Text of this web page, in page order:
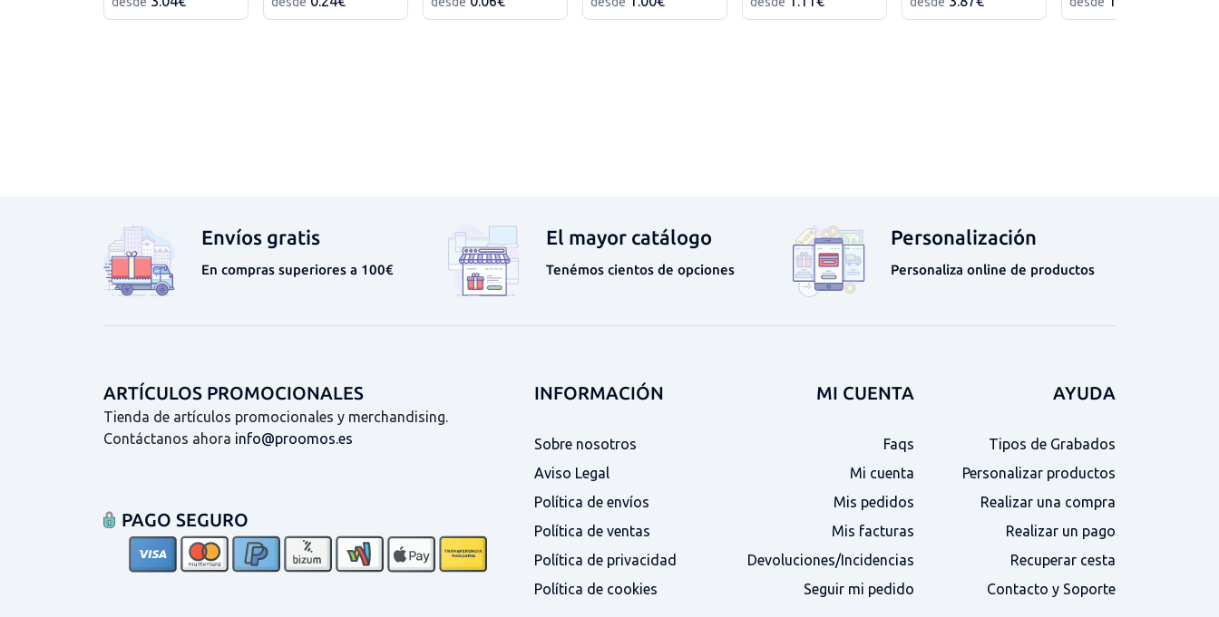
Envíos gratis
En compras superiores a 100€
El mayor catálogo
Tenémos cientos de opciones
Personalización
Personaliza online de productos
ARTÍCULOS PROMOCIONALES
Tienda de artículos promocionales y merchandising.
Contáctanos ahora info@proomos.es
PAGO SEGURO
INFORMACIÓN
Sobre nosotros
Aviso Legal
Política de envíos
Política de ventas
Política de privacidad
Política de cookies
MI CUENTA
Faqs
Mi cuenta
Mis pedidos
Mis facturas
Devoluciones/Incidencias
Seguir mi pedido
AYUDA
Tipos de Grabados
Personalizar productos
Realizar una compra
Realizar un pago
Recuperar cesta
Contacto y Soporte